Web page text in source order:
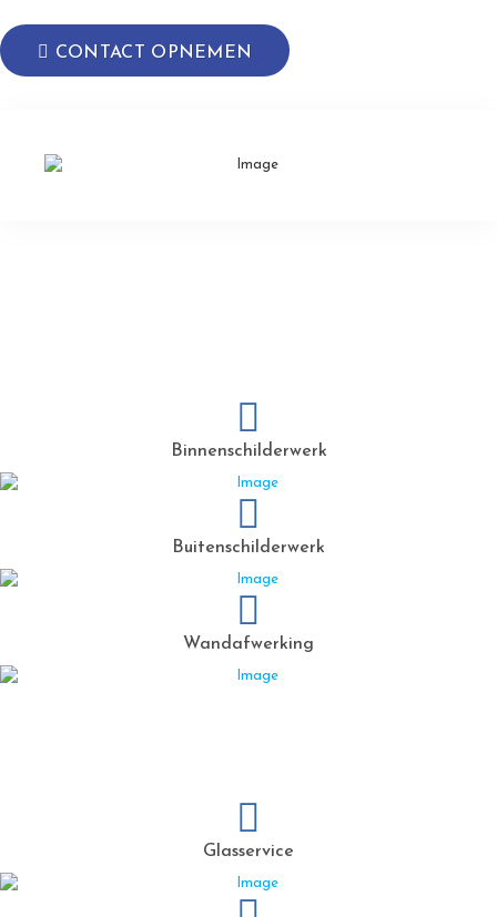
CONTACT OPNEMEN
Binnenschilderwerk
Buitenschilderwerk
Wandafwerking
Glasservice